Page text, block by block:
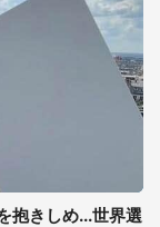
抱きしめ...世界選